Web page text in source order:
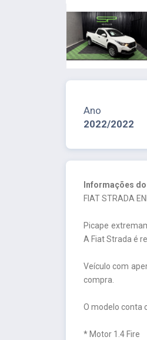
Ano
2022/2022
Informações
FIAT STRADA
Picape
A Fiat Strada é
Veículo com
compra.
O modelo conta
* Motor 1.4 Fire